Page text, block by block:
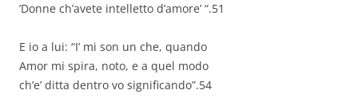
’Donne ch’avete intelletto d’amore’ “.51
E io a lui: “I’ mi son un che, quando
Amor mi spira, noto, e a quel modo
ch’e’ ditta dentro vo significando”.54